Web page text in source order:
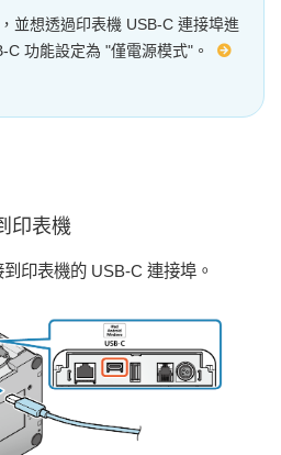
並想透過印表機 USB-C 連接埠進
C 功能設定為 "僅電源模式"。
印表機
印表機的 USB-C 連接埠。